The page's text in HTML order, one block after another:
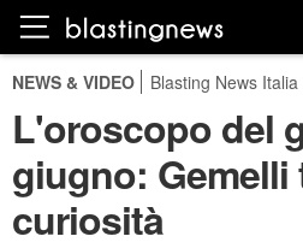
NEWS & VIDEO Blasting News Italia
L'oroscopo del
giugno: Gemelli
curiosità